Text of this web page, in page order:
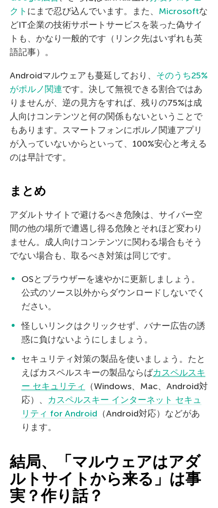
クト にまで忍び込んでいます。また、 Microsoftな
どIT企業の技術サポートサービスを装った偽サイ
トも、かなり一般的です（リンク先はいずれも英
語記事）。
Androidマルウェアも蔓延しており、 そのうち25%
がポルノ関連です。決して無視できる割合ではあ
りませんが、逆の見方をすれば、残りの75%は成
人向けコンテンツと何の関係もないということで
もあります。スマートフォンにポルノ関連アプリ
が入っていないからといって、100%安心と考える
のは早計です。
まとめ
アダルトサイトで避けるべき危険は、サイバー空
間の他の場所で遭遇し得る危険とそれほど変わり
ません。成人向けコンテンツに関わる場合もそう
でない場合も、取るべき対策は同じです。
OSとブラウザーを速やかに更新しましょう。
公式のソース以外からダウンロードしないでく
ださい。
怪しいリンクはクリックせず、バナー広告の誘
惑に負けないようにしましょう。
セキュリティ対策の製品を使いましょう。たと
えばカスペルスキーの製品ならばカスペルスキ
ー セキュリティ
（Windows、Mac、Android対
応）、 カスペルスキー インターネット セキュ
リティ for Android （Android対応）などがあ
ります。
結局、「マルウェアはアダ
ルトサイトから来る」は事
実？作り話？